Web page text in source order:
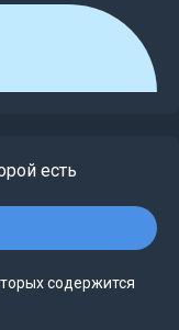
есть
содержится